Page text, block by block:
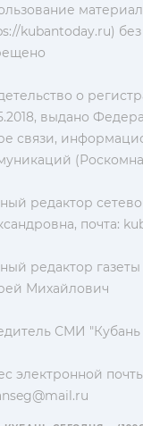
kubantoday.ru)
о
выдано
связи,
редактор
почта:
редактор
Михайлович
СМИ "Кубань
электронной